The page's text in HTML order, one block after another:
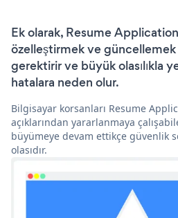
Ek olarak, Resume
özelleştirmek ve güncellemek
gerektirir ve büyük olasılıkla
hatalara neden olur.
Bilgisayar korsanları Resume
açıklarından yararlanmaya
büyümeye devam ettikçe güvenlik
olasıdır.